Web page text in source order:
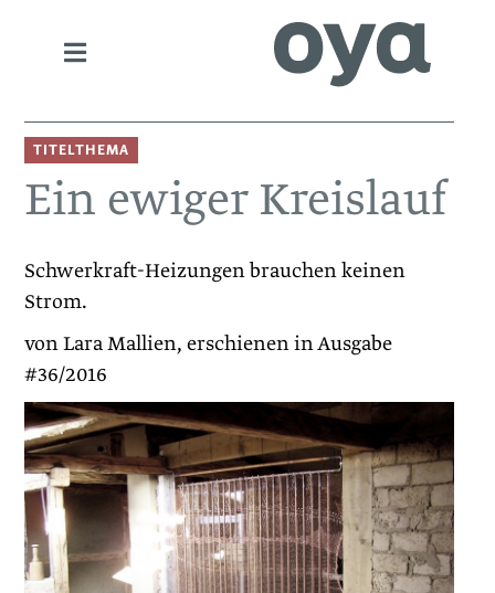
TITELTHEMA
Ein ewiger Kreislauf
Schwerkraft-Heizungen brauchen keinen
Strom.
von Lara Mallien, erschienen in Ausgabe
#36/2016